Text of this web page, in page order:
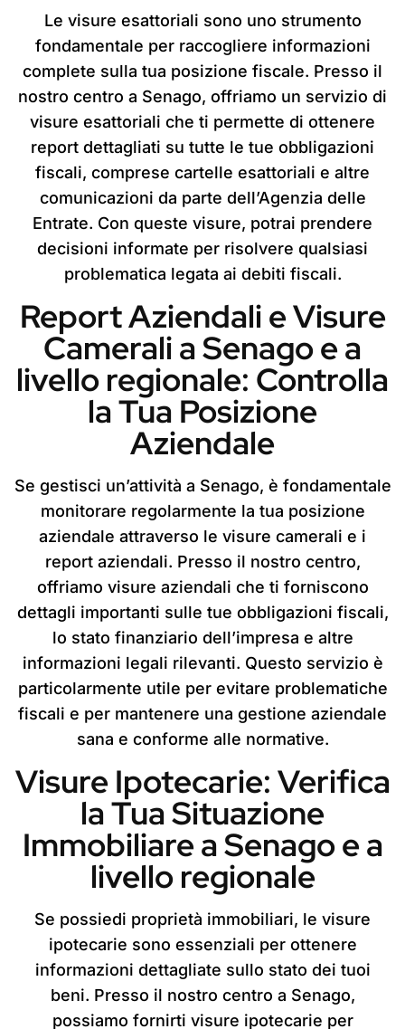
Le visure esattoriali sono uno strumento
fondamentale per raccogliere informazioni
complete sulla tua posizione fiscale. Presso il
nostro centro a Senago, offriamo un servizio di
visure esattoriali che ti permette di ottenere
report dettagliati su tutte le tue obbligazioni
fiscali, comprese cartelle esattoriali e altre
comunicazioni da parte dell’Agenzia delle
Entrate. Con queste visure, potrai prendere
decisioni informate per risolvere qualsiasi
problematica legata ai debiti fiscali.
Report Aziendali e Visure
Camerali a Senago e a
livello regionale: Controlla
la Tua Posizione
Aziendale
Se gestisci un’attività a Senago, è fondamentale
monitorare regolarmente la tua posizione
aziendale attraverso le visure camerali e i
report aziendali. Presso il nostro centro,
offriamo visure aziendali che ti forniscono
dettagli importanti sulle tue obbligazioni fiscali,
lo stato finanziario dell’impresa e altre
informazioni legali rilevanti. Questo servizio è
particolarmente utile per evitare problematiche
fiscali e per mantenere una gestione aziendale
sana e conforme alle normative.
Visure Ipotecarie: Verifica
la Tua Situazione
Immobiliare a Senago e a
livello regionale
Se possiedi proprietà immobiliari, le visure
ipotecarie sono essenziali per ottenere
informazioni dettagliate sullo stato dei tuoi
beni. Presso il nostro centro a Senago,
possiamo fornirti visure ipotecarie per